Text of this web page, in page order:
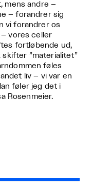
mens andre –
– forandrer sig
vi forandrer os
vores celler
fortløbende ud,
”materialitet”
føles
liv – vi var en
føler jeg det i
Rosenmeier.